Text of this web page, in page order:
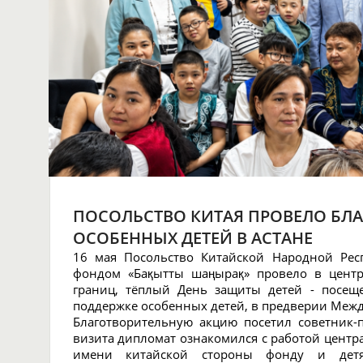
ПОСОЛЬСТВО КИТАЯ ПРОВЕЛО
ОСОБЕННЫХ ДЕТЕЙ В АСТАНЕ
16 мая Посольство Китайской Народной
фондом «Бақытты шаңырақ» провело в
границ, тёплый День защиты детей -
поддержке особенных детей, в предверии
Благотворительную акцию посетил
визита дипломат ознакомился с работой
имени китайской стороны фонду и